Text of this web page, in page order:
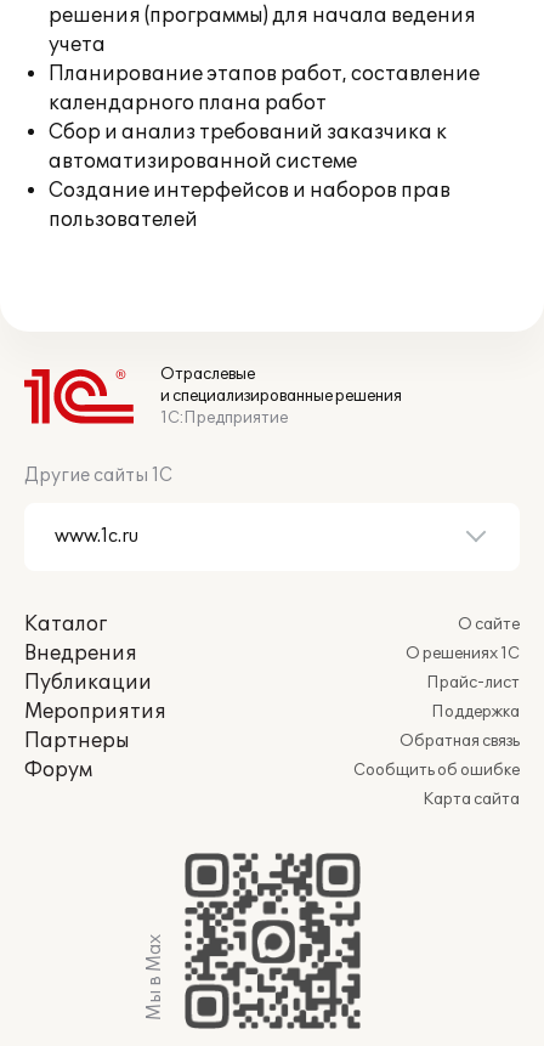
решения (программы) для начала ведения
учета
Планирование этапов работ, составление
календарного плана работ
Сбор и анализ требований заказчика к
автоматизированной системе
Создание интерфейсов и наборов прав
пользователей
Отраслевые
и специализированные решения
1С:Предприятие
Другие сайты 1С
Каталог
Внедрения
Публикации
Мероприятия
Партнеры
Форум
О сайте
О решениях 1С
Прайс-лист
Поддержка
Обратная связь
Сообщить об ошибке
Карта сайта
Мы в Max